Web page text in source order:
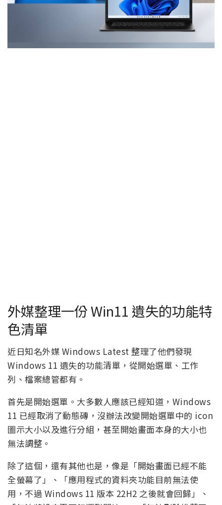
外媒整理一份 Win11 遺失的功能特
色清單
近日知名外媒 Windows Latest 整理了他們發現
Windows 11 遺失的功能清單，從開始選單、工作
列、檔案總管都有。
首先是開始選單。大多數人應該已經知道，Windows
11 已經取消了動態磚，沒辦法改變開始選單中的 icon
圖示大小以及進行分組，甚至開始畫面本身的大小也
無法調整。
除了這個，還有其他也是，像是「開始畫面已經不能
全螢幕了」、「應用程式的資料夾功能目前無法使
用，不過 Windows 11 版本 22H2 之後就會回歸」、